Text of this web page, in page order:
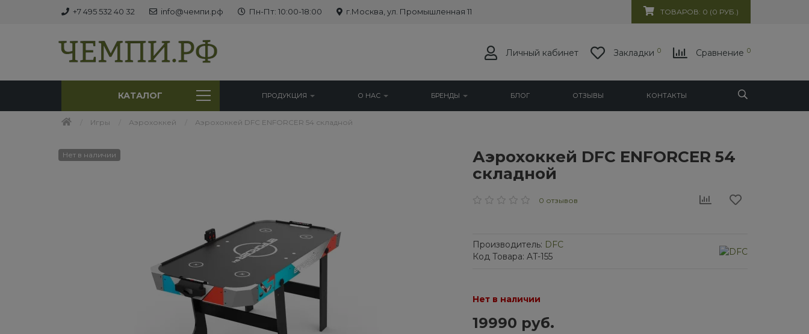
+7 495 532 40 32 info@чемпи.рф Пн-Пт: 10:00-18:00 г.Москва, ул. Промышленная 11 ТОВАРОВ: 0 (0 РУБ.)
Личный кабинет Закладки 0 Сравнение 0
КАТАЛОГ ПРОДУКЦИЯ О НАС БРЕНДЫ БЛОГ ОТЗЫВЫ КОНТАКТЫ
Игры Аэрохоккей Аэрохоккей DFC ENFORCER 54 складной
Нет в наличии
Аэрохоккей DFC ENFORCER 54
складной
0 отзывов
Производитель: DFC
Код Товара: AT-155
Нет в наличии
19990 руб.